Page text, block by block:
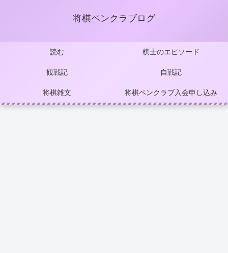
将棋ペンクラブログ
読む 棋士のエピソード
観戦記 自戦記
将棋雑文 将棋ペンクラブ入会申し込み